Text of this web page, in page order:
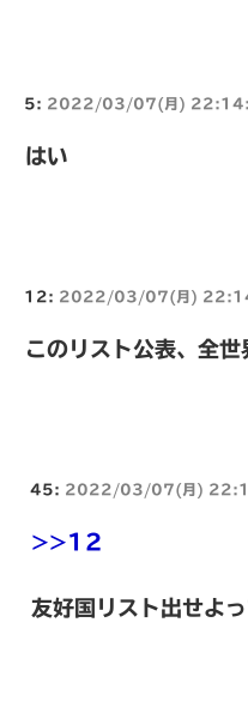
5: 2022/03/07(月)
はい
12: 2022/03/07(月)
このリスト公表、全
45: 2022/03/07(月)
>>12
友好国リスト出せよ